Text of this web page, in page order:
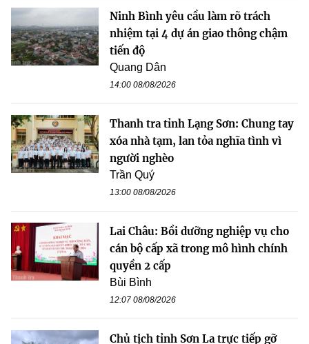
Ninh Bình yêu cầu làm rõ trách
nhiệm tại 4 dự án giao thông chậm
tiến độ
Quang Dân
14:00 08/08/2026
Thanh tra tỉnh Lạng Sơn: Chung tay
xóa nhà tạm, lan tỏa nghĩa tình vì
người nghèo
Trần Quý
13:00 08/08/2026
Lai Châu: Bồi dưỡng nghiệp vụ cho
cán bộ cấp xã trong mô hình chính
quyền 2 cấp
Bùi Bình
12:07 08/08/2026
Chủ tịch tỉnh Sơn La trực tiếp gỡ